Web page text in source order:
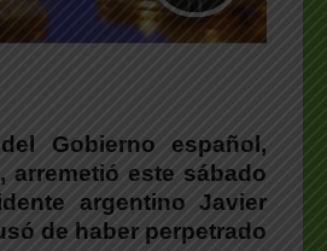
Gobierno español,
arremetió este sábado
argentino Javier
de haber perpetrado